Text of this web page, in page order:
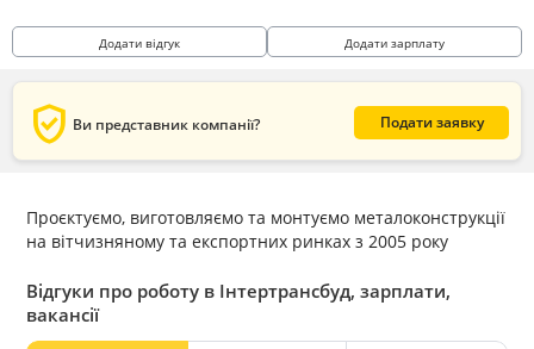
Додати відгук Додати зарплату
verified_user Ви представник компанії? Подати заявку
Проєктуємо, виготовляємо та монтуємо металоконструкції
на вітчизняному та експортних ринках з 2005 року
Відгуки про роботу в Інтертрансбуд, зарплати,
вакансії